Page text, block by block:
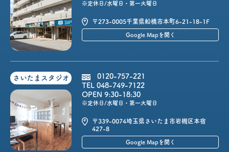
※定休日/水曜日・第一火曜日
〒273-0005千葉県船橋市本町6-21-18-1F
Google Mapを開く
さいたまスタジオ
0120-757-221
TEL 048-749-7122
OPEN 9:30-18:30
※定休日/水曜日・第一火曜日
〒339-0074埼玉県さいたま市岩槻区本宿
427-8
Google Mapを開く